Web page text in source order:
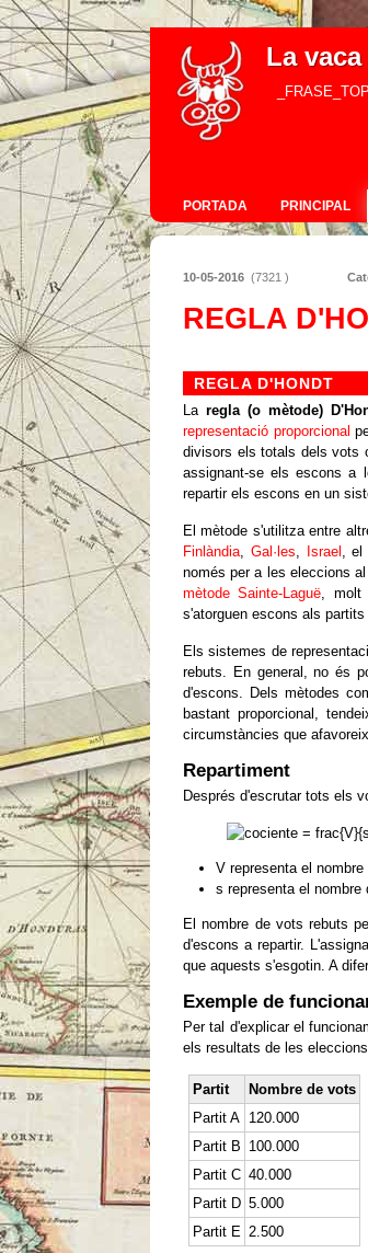
La
_FRASE_TOP
PORTADA PRINCIPAL
10-05-2016 (7321 )
REGLA
REGLA D'HONDT
Laregla (o mètode)
representació proporcional
divisors els totals dels vots
assignant-se els escons a
repartir els escons en un
El mètode s'utilitza entre
Finlàndia, Gal·les, Israel ,
només per a les eleccions al
mètode Sainte-Laguë, molt
s'atorguen escons als
Els sistemes de
rebuts. En general, no és
d'escons. Dels mètodes
bastant proporcional,
circumstàncies que
Repartiment
Després d'escrutar tots els
V representa el
s representa el
El nombre de vots rebuts
d'escons a repartir.
que aquests s'esgotin. A
Exemple de
Per tal d'explicar el
els resultats de les
Partit
Nombre de vots
Partit A 120.000
Partit B 100.000
Partit C 40.000
Partit D 5.000
Partit E 2.500